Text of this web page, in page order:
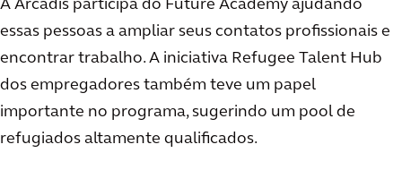
A Arcadis participa do Future Academy ajudando
essas pessoas a ampliar seus contatos profissionais e
encontrar trabalho. A iniciativa Refugee Talent Hub
dos empregadores também teve um papel
importante no programa, sugerindo um pool de
refugiados altamente qualificados.